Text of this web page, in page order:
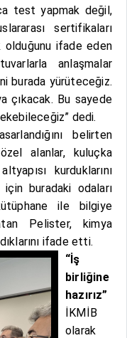
test yapmak değil,
sertifikaları
olduğunu ifade eden
anlaşmalar
burada yürüteceğiz.
çıkacak. Bu sayede
dedi.
belirten
alanlar, kuluçka
kurduklarını
için buradaki odaları
ile bilgiye
Pelister, kimya
ifade etti.
“İş
birliğine
hazırız”
İKMİB
olarak